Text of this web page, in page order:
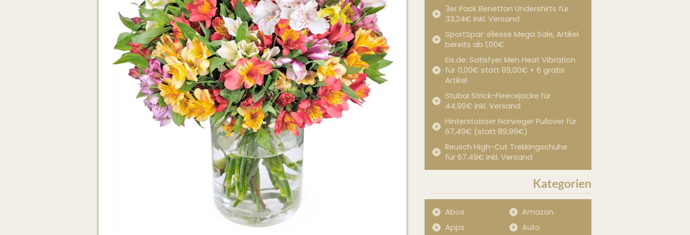
3er Pack Benetton Undershirts für
33,24€ inkl. Versand
SportSpar: ellesse Mega Sale, Artikel
bereits ab 1,00€
Eis.de: Satisfyer Men Heat Vibration
für 0,00€ statt 89,00€ + 6 gratis
Artikel
Stubai Strick-Fleecejacke für
44,99€ inkl. Versand
Hinterstoisser Norweger Pullover für
67,49€ (statt 89,99€)
Reusch High-Cut Trekkingschuhe
für 67,49€ inkl. Versand
Kategorien
Abos
Amazon
Apps
Auto